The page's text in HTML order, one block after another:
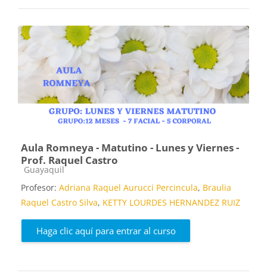
Aula Romneya - Matutino - Lunes y Viernes -
Prof. Raquel Castro
Categoría de cursos
Guayaquil
Profesor: Adriana Raquel Aurucci Percincula, Braulia
Raquel Castro Silva, KETTY LOURDES HERNANDEZ RUIZ
Haga clic aquí para entrar al curso